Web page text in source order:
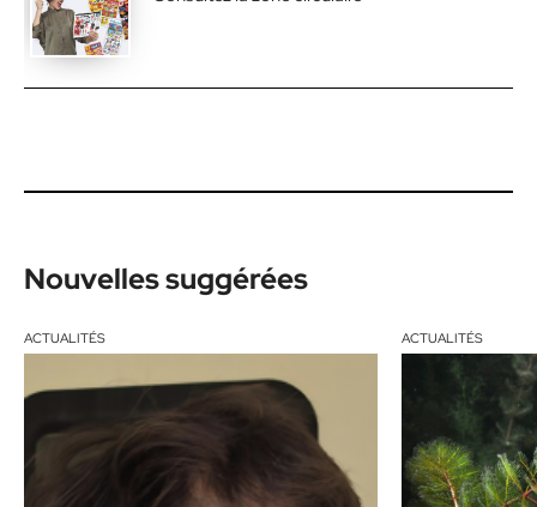
Nouvelles suggérées
ACTUALITÉS ACTUALITÉS